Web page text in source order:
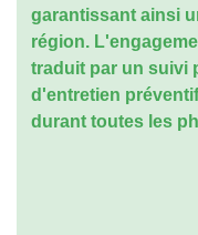
garantissant ainsi
région.
traduit par un suivi
d'entretien
durant toutes les